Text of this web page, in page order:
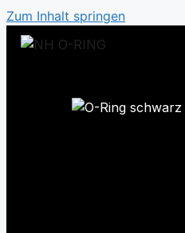
Zum Inhalt springen